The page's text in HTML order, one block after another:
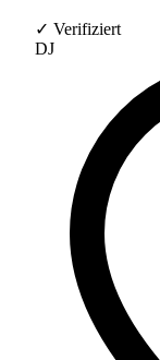
✓ Verifiziert
DJ